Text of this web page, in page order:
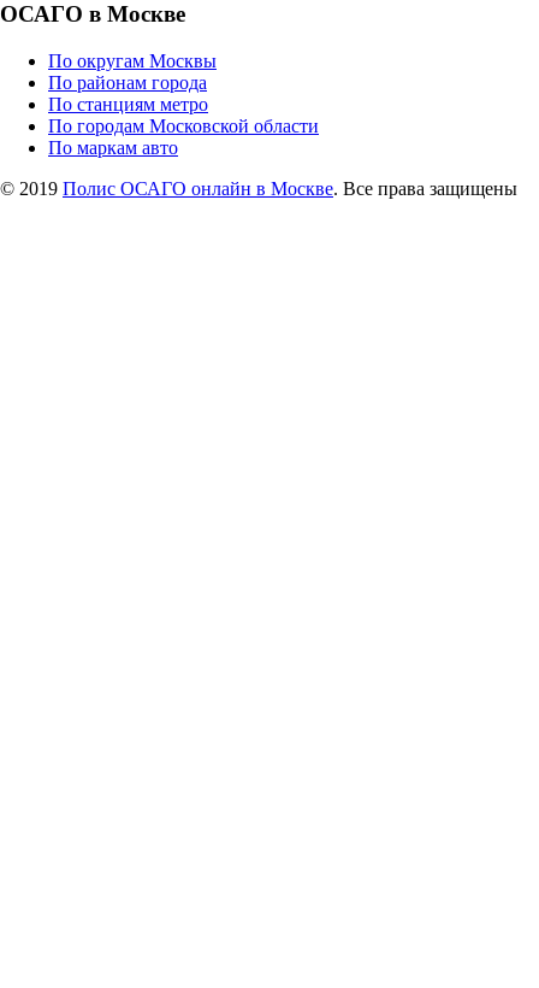
ОСАГО в Москве
По округам Москвы
По районам города
По станциям метро
По городам Московской области
По маркам авто
© 2019 Полис ОСАГО онлайн в Москве. Все права защищены